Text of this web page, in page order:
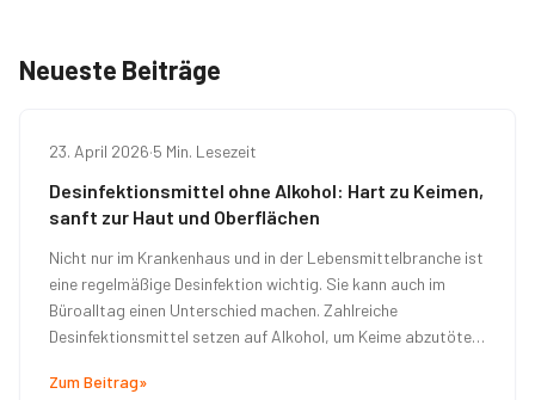
Neueste Beiträge
23. April 2026·5 Min. Lesezeit
Desinfektionsmittel ohne Alkohol: Hart zu Keimen,
sanft zur Haut und Oberflächen
Nicht nur im Krankenhaus und in der Lebensmittelbranche ist
eine regelmäßige Desinfektion wichtig. Sie kann auch im
Büroalltag einen Unterschied machen. Zahlreiche
Desinfektionsmittel setzen auf Alkohol, um Keime abzutöten
Überzeugen Sie sich von einer schonenden wie auch
Zum Beitrag»